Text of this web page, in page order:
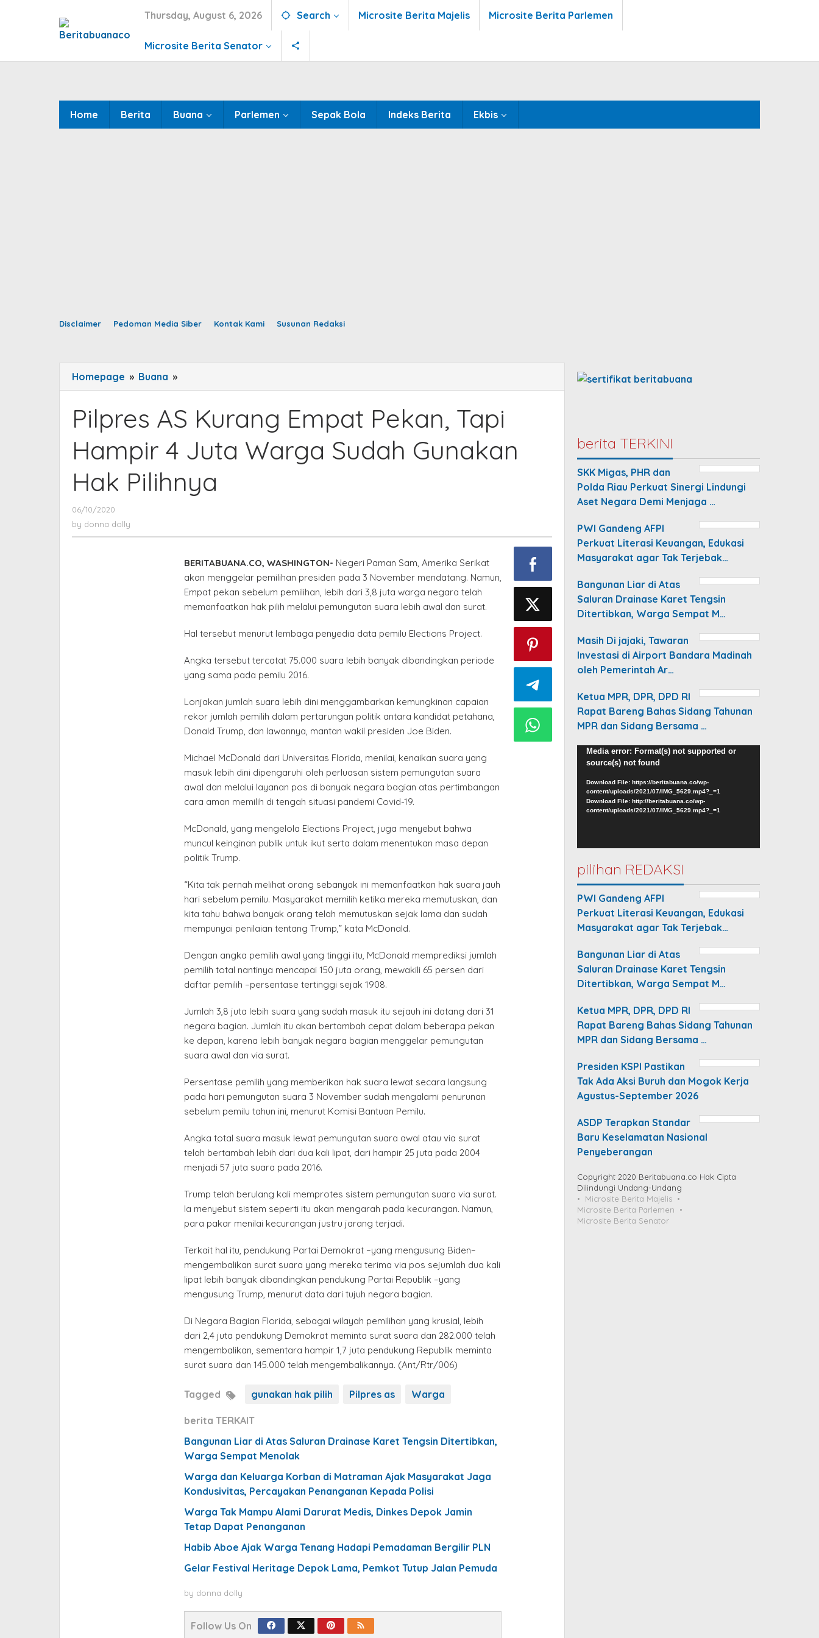
Thursday, August 6, 2026 Search Microsite Berita Majelis Microsite Berita Parlemen
Microsite Berita Senator
Home Berita Buana Parlemen Sepak Bola Indeks Berita Ekbis
Disclaimer Pedoman Media Siber Kontak Kami Susunan Redaksi
Homepage » Buana »
AS
Empat
4
Juta
Gunakan
Pilihnya
Pilpres AS Kurang Empat Pekan, Tapi
Hampir 4 Juta Warga Sudah Gunakan
Hak Pilihnya
06/10/2020
donna
by donna dolly
BERITABUANA.CO, WASHINGTON- Negeri Paman Sam, Amerika Serikat
akan menggelar pemilihan presiden pada 3 November mendatang. Namun,
Empat pekan sebelum pemilihan, lebih dari 3,8 juta warga negara telah
memanfaatkan hak pilih melalui pemungutan suara lebih awal dan surat.
Hal tersebut menurut lembaga penyedia data pemilu Elections Project.
Angka tersebut tercatat 75.000 suara lebih banyak dibandingkan periode
yang sama pada pemilu 2016.
Lonjakan jumlah suara lebih dini menggambarkan kemungkinan capaian
rekor jumlah pemilih dalam pertarungan politik antara kandidat petahana,
Donald Trump, dan lawannya, mantan wakil presiden Joe Biden.
Michael McDonald dari Universitas Florida, menilai, kenaikan suara yang
masuk lebih dini dipengaruhi oleh perluasan sistem pemungutan suara
awal dan melalui layanan pos di banyak negara bagian atas pertimbangan
cara aman memilih di tengah situasi pandemi Covid-19.
McDonald, yang mengelola Elections Project, juga menyebut bahwa
muncul keinginan publik untuk ikut serta dalam menentukan masa depan
politik Trump.
“Kita tak pernah melihat orang sebanyak ini memanfaatkan hak suara jauh
hari sebelum pemilu. Masyarakat memilih ketika mereka memutuskan, dan
kita tahu bahwa banyak orang telah memutuskan sejak lama dan sudah
mempunyai penilaian tentang Trump,” kata McDonald.
Dengan angka pemilih awal yang tinggi itu, McDonald memprediksi jumlah
pemilih total nantinya mencapai 150 juta orang, mewakili 65 persen dari
daftar pemilih –persentase tertinggi sejak 1908.
Jumlah 3,8 juta lebih suara yang sudah masuk itu sejauh ini datang dari 31
negara bagian. Jumlah itu akan bertambah cepat dalam beberapa pekan
ke depan, karena lebih banyak negara bagian menggelar pemungutan
suara awal dan via surat.
Persentase pemilih yang memberikan hak suara lewat secara langsung
pada hari pemungutan suara 3 November sudah mengalami penurunan
sebelum pemilu tahun ini, menurut Komisi Bantuan Pemilu.
Angka total suara masuk lewat pemungutan suara awal atau via surat
telah bertambah lebih dari dua kali lipat, dari hampir 25 juta pada 2004
menjadi 57 juta suara pada 2016.
Trump telah berulang kali memprotes sistem pemungutan suara via surat.
Ia menyebut sistem seperti itu akan mengarah pada kecurangan. Namun,
para pakar menilai kecurangan justru jarang terjadi.
Terkait hal itu, pendukung Partai Demokrat –yang mengusung Biden–
mengembalikan surat suara yang mereka terima via pos sejumlah dua kali
lipat lebih banyak dibandingkan pendukung Partai Republik –yang
mengusung Trump, menurut data dari tujuh negara bagian.
Di Negara Bagian Florida, sebagai wilayah pemilihan yang krusial, lebih
dari 2,4 juta pendukung Demokrat meminta surat suara dan 282.000 telah
mengembalikan, sementara hampir 1,7 juta pendukung Republik meminta
surat suara dan 145.000 telah mengembalikannya. (Ant/Rtr/006)
Tagged gunakan hak pilih Pilpres as Warga
berita TERKAIT
Bangunan Liar di Atas Saluran Drainase Karet Tengsin Ditertibkan,
Warga Sempat Menolak
Warga dan Keluarga Korban di Matraman Ajak Masyarakat Jaga
Kondusivitas, Percayakan Penanganan Kepada Polisi
Warga Tak Mampu Alami Darurat Medis, Dinkes Depok Jamin
Tetap Dapat Penanganan
Habib Aboe Ajak Warga Tenang Hadapi Pemadaman Bergilir PLN
Gelar Festival Heritage Depok Lama, Pemkot Tutup Jalan Pemuda
by donna dolly
Follow Us On
berita TERKINI
SKK Migas, PHR dan
Polda Riau Perkuat Sinergi Lindungi
Aset Negara Demi Menjaga …
PWI Gandeng AFPI
Perkuat Literasi Keuangan, Edukasi
Masyarakat agar Tak Terjebak…
Bangunan Liar di Atas
Saluran Drainase Karet Tengsin
Ditertibkan, Warga Sempat M…
Masih Di jajaki, Tawaran
Investasi di Airport Bandara Madinah
oleh Pemerintah Ar…
Ketua MPR, DPR, DPD RI
Rapat Bareng Bahas Sidang Tahunan
MPR dan Sidang Bersama …
Video
Player
Media error: Format(s) not supported or
source(s) not found
Download File: https://beritabuana.co/wp-
content/uploads/2021/07/IMG_5629.mp4?_=1
Download File: http://beritabuana.co/wp-
content/uploads/2021/07/IMG_5629.mp4?_=1
pilihan REDAKSI
PWI Gandeng AFPI
Perkuat Literasi Keuangan, Edukasi
Masyarakat agar Tak Terjebak…
Bangunan Liar di Atas
Saluran Drainase Karet Tengsin
Ditertibkan, Warga Sempat M…
Ketua MPR, DPR, DPD RI
Rapat Bareng Bahas Sidang Tahunan
MPR dan Sidang Bersama …
Presiden KSPI Pastikan
Tak Ada Aksi Buruh dan Mogok Kerja
Agustus-September 2026
ASDP Terapkan Standar
Baru Keselamatan Nasional
Penyeberangan
Copyright 2020 Beritabuana.co Hak Cipta
Dilindungi Undang-Undang
Microsite Berita Majelis
Microsite Berita Parlemen
Microsite Berita Senator